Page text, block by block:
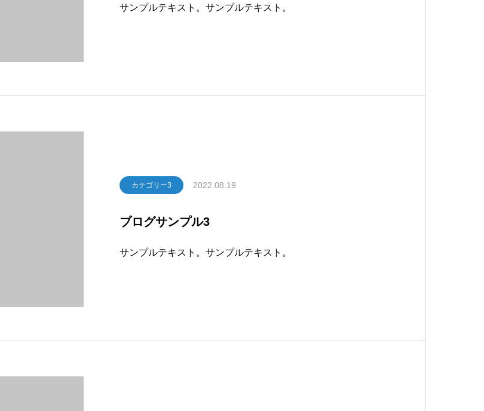
サンプルテキスト。サンプルテキスト。
カテゴリー3 2022.08.19
ブログサンプル3
サンプルテキスト。サンプルテキスト。